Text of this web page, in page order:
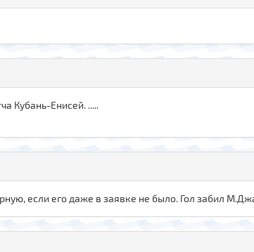
Кубань-Енисей. .....
если его даже в заявке не было. Гол забил